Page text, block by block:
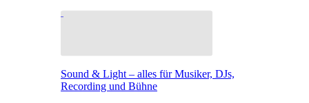
Sound & Light – alles für Musiker, DJs,
Recording und Bühne